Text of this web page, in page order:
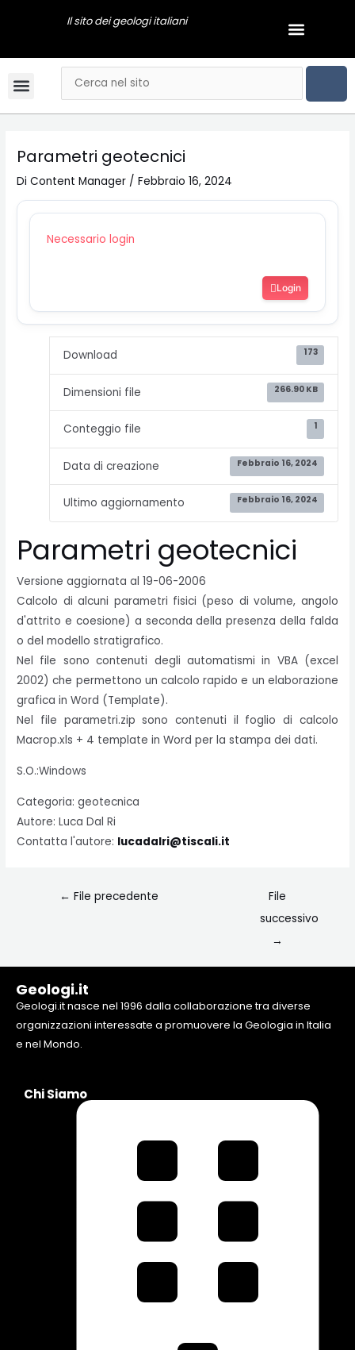
Il sito dei geologi italiani Menu
Menu Cerca
Parametri geotecnici
DiContent Manager /Febbraio 16, 2024
Necessario login
Login
Download 173
Dimensioni file 266.90 KB
Conteggio file 1
Data di creazione Febbraio 16, 2024
Ultimo aggiornamento Febbraio 16, 2024
Parametri geotecnici
Versione aggiornata al 19-06-2006
Calcolo di alcuni parametri fisici (peso di volume, angolo
d'attrito e coesione) a seconda della presenza della falda
o del modello stratigrafico.
Nel file sono contenuti degli automatismi in VBA (excel
2002) che permettono un calcolo rapido e un elaborazione
grafica in Word (Template).
Nel file parametri.zip sono contenuti il foglio di calcolo
Macrop.xls + 4 template in Word per la stampa dei dati.
S.O.:Windows
Categoria: geotecnica
Autore: Luca Dal Ri
Contatta l'autore: lucadalri@tiscali.it
articoli
← File precedente
File
successivo
→
Geologi.it
Geologi.it nasce nel 1996 dalla collaborazione tra diverse
organizzazioni interessate a promuovere la Geologia in Italia
e nel Mondo.
Chi Siamo